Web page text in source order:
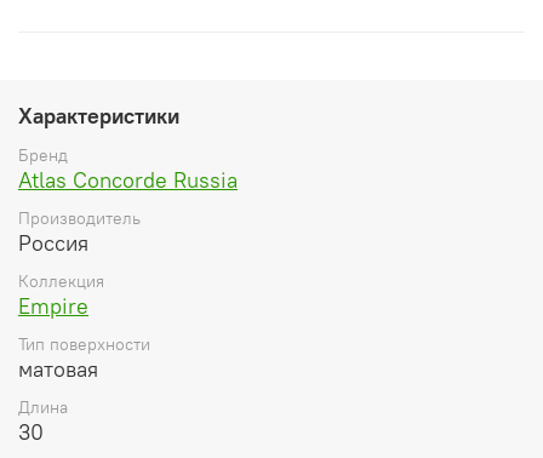
Характеристики
Бренд
Atlas Concorde Russia
Производитель
Россия
Коллекция
Empire
Тип поверхности
матовая
Длина
30